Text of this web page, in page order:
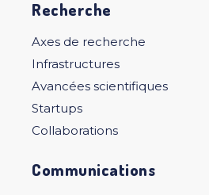
Recherche
Axes de recherche
Infrastructures
Avancées scientifiques
Startups
Collaborations
Communications